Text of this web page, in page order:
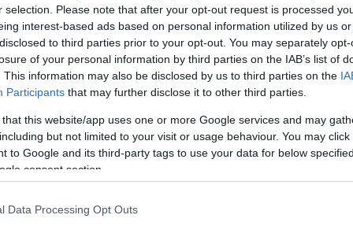
selection. Please note that after your opt-out request is processed
interest-based ads based on personal information utilized by us
to third parties prior to your opt-out. You may separately
of your personal information by third parties on the IAB’s list of
This information may also be disclosed by us to third parties on the
Participants that may further disclose it to other third parties.
that this website/app uses one or more Google services and may
but not limited to your visit or usage behaviour. You may
to Google and its third-party tags to use your data for below
consent section.
Data Processing Opt Outs
η αποτίμηση του έργου και της
Υπουργείων, με ιδιαίτερη έμφαση στην
των κυκλωμάτων
στη μείωση των μεταναστευτικών ροών.